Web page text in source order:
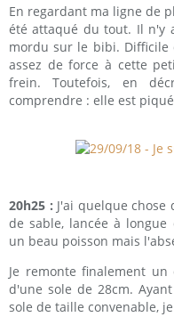
En regardant ma ligne de
été attaqué du tout. Il n'y
mordu sur le bibi.
assez de force à cette
frein. Toutefois, en
comprendre : elle est
20h25 : J'ai quelque
de sable, lancée à longue
un beau poisson mais
Je remonte finalement
d'une sole de 28cm.
sole de taille convenable,